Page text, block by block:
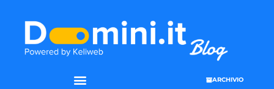
ARCHIVIO